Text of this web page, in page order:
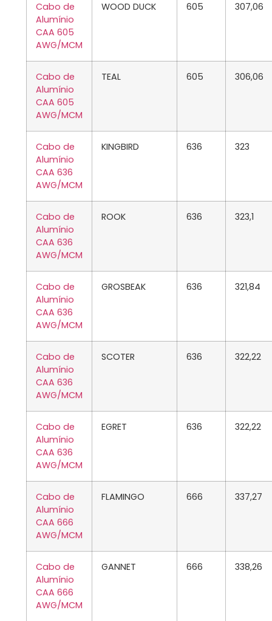
Cabo de
Alumínio
CAA 605
AWG/MCM
WOOD DUCK 605 307,06
Cabo de
Alumínio
CAA 605
AWG/MCM
TEAL 605 306,06
Cabo de
Alumínio
CAA 636
AWG/MCM
KINGBIRD 636 323
Cabo de
Alumínio
CAA 636
AWG/MCM
ROOK 636 323,1
Cabo de
Alumínio
CAA 636
AWG/MCM
GROSBEAK 636 321,84
Cabo de
Alumínio
CAA 636
AWG/MCM
SCOTER 636 322,22
Cabo de
Alumínio
CAA 636
AWG/MCM
EGRET 636 322,22
Cabo de
Alumínio
CAA 666
AWG/MCM
FLAMINGO 666 337,27
Cabo de
Alumínio
CAA 666
AWG/MCM
GANNET 666 338,26